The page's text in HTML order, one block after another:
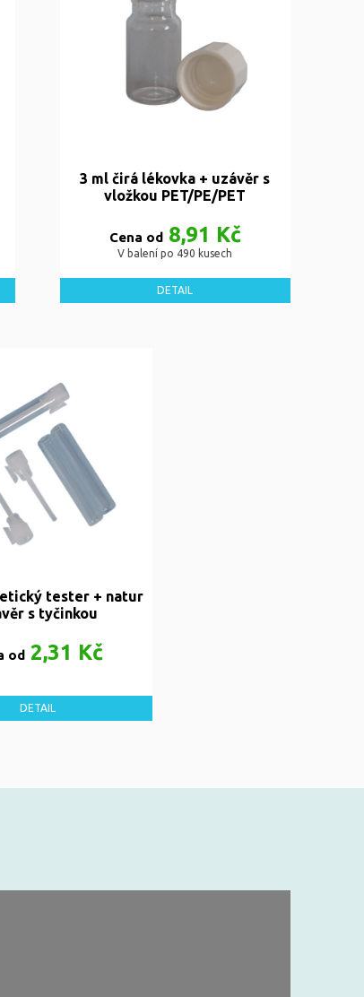
3 ml čirá lékovka + uzávěr s
vložkou PET/PE/PET
Cena od8,91 Kč
V balení po 490 kusech
DETAIL
tester + natur
s tyčinkou
od 2,31 Kč
DETAIL